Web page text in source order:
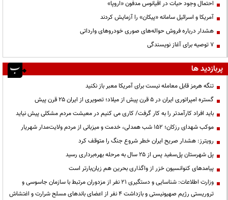
احتمال وجود حیات در اقیانوس مدفون «اروپا»
آمریکا و اسرائیل سامانه «پیکان» را آزمایش کردند
هشدار درباره فروش حواله‌های صوری خودروهای وارداتی
۷ توصیه برای آغاز نویسندگی
پربازدید ها
تنگه هرمز قابل معامله نیست برای آمریکا معبر باز نکنید
گستره امپراتوری ایران در ۵ قرن پیش از میلاد؛ تصویری از ایران ۲۵ قرن پیش
باید افراد کارآمدتر را به کار گرفت/ کاری می کنیم در معیشت مردم مشکلی پیش نیاید
موکب شهدای رزکان؛ ۱۵۲ شب همدلی، خدمت و میزبانی از مردم ولایت‌مدار شهریار
رویترز: هشدار صریح ایران خطر شروع جنگ را متوقف کرد
پل شهرستان پل‌سفید پس از ۲۵ سال به مرحله بهره‌برداری رسید
پیامدهای کنوانسیون خزر از واگذاری بحرین هم زیان‌بارتر است
وزارت اطلاعات: شناسایی و دستگیری ۲۱ نفر از مزدوران مرتبط با سازمان جاسوسی و
تروریستی رژیم صهیونیستی و بازداشت ۴ نفر از اعضای باندهای مسلح شرارت و اغتشاش